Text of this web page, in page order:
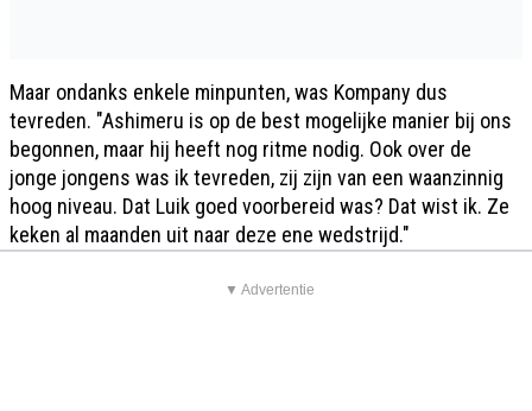
Maar ondanks enkele minpunten, was Kompany dus
tevreden. "Ashimeru is op de best mogelijke manier bij ons
begonnen, maar hij heeft nog ritme nodig. Ook over de
jonge jongens was ik tevreden, zij zijn van een waanzinnig
hoog niveau. Dat Luik goed voorbereid was? Dat wist ik. Ze
keken al maanden uit naar deze ene wedstrijd."
▼ Advertentie